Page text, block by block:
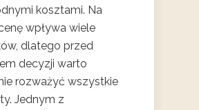
kosztami. Na
wpływa wiele
dlatego przed
decyzji warto
rozważyć wszystkie
Jednym z